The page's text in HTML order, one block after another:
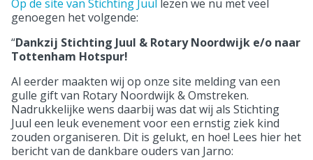
Op de site van Stichting Juul lezen we nu met veel
genoegen het volgende:
“Dankzij Stichting Juul & Rotary Noordwijk e/o naar
Tottenham Hotspur!
Al eerder maakten wij op onze site melding van een
gulle gift van Rotary Noordwijk & Omstreken.
Nadrukkelijke wens daarbij was dat wij als Stichting
Juul een leuk evenement voor een ernstig ziek kind
zouden organiseren. Dit is gelukt, en hoe! Lees hier het
bericht van de dankbare ouders van Jarno: